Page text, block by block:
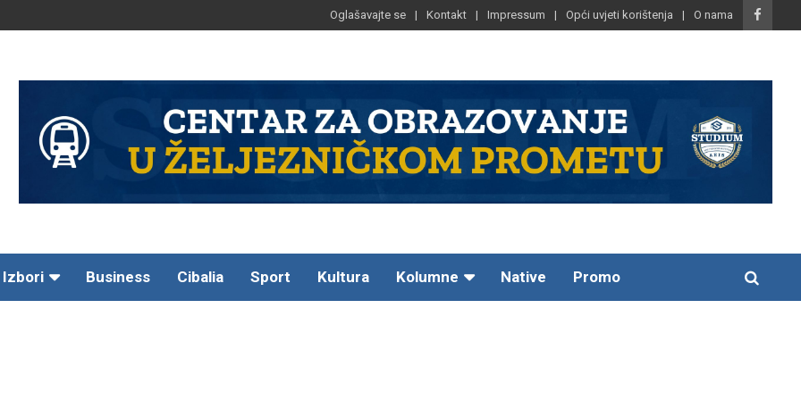
Oglašavajte se Kontakt Impressum Opći uvjeti korištenja O nama
Izbori Business Cibalia Sport Kultura Kolumne Native Promo